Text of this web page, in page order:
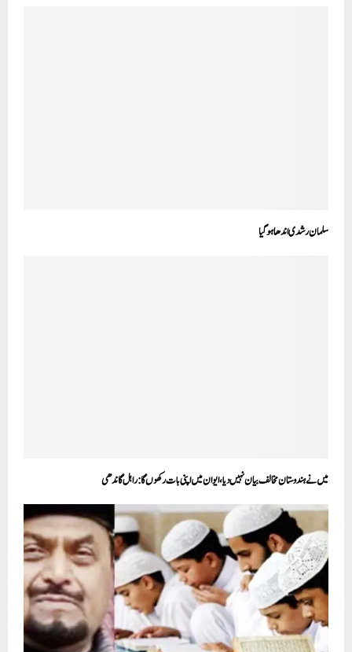
سلمان رشدی اندھا ہوگیا
میں نے ہندوستان مخالف بیان نہیں دیا، ایوان میں اپنی بات رکھوں گا :راہل گاندھی